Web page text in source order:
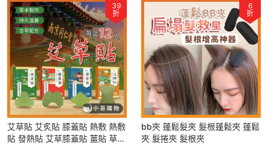
39
折
艾草貼 艾炙貼 膝蓋貼 熱敷 熱敷
貼 發熱貼 艾草膝蓋貼 薑貼 草本
6
折
bb夾 蓬鬆髮夾 髮根蓬鬆夾 蓬鬆
夾 髮捲夾 髮根夾